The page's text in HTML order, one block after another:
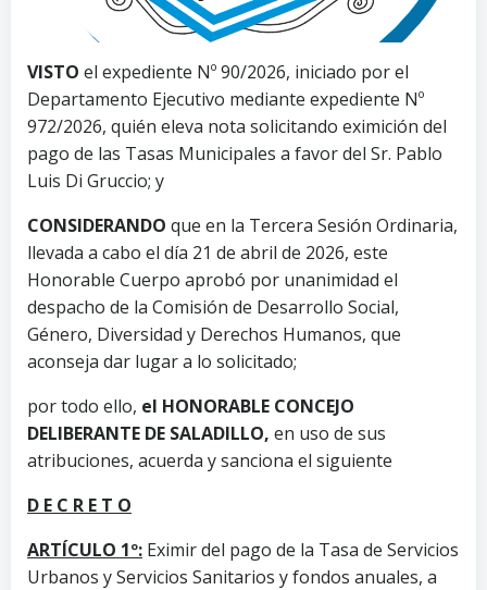
VISTO el expediente Nº 90/2026, iniciado por el
Departamento Ejecutivo mediante expediente Nº
972/2026, quién eleva nota solicitando eximición del
pago de las Tasas Municipales a favor del Sr. Pablo
Luis Di Gruccio; y
CONSIDERANDO que en la Tercera Sesión Ordinaria,
llevada a cabo el día 21 de abril de 2026, este
Honorable Cuerpo aprobó por unanimidad el
despacho de la Comisión de Desarrollo Social,
Género, Diversidad y Derechos Humanos, que
aconseja dar lugar a lo solicitado;
por todo ello, el HONORABLE CONCEJO
DELIBERANTE DE SALADILLO, en uso de sus
atribuciones, acuerda y sanciona el siguiente
D E C R E T O
ARTÍCULO 1º: Eximir del pago de la Tasa de Servicios
Urbanos y Servicios Sanitarios y fondos anuales, a